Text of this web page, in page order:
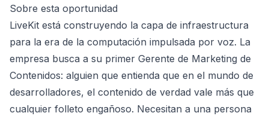
Sobre esta oportunidad
LiveKit está construyendo la capa de infraestructura
para la era de la computación impulsada por voz. La
empresa busca a su primer Gerente de Marketing de
Contenidos: alguien que entienda que en el mundo de
desarrolladores, el contenido de verdad vale más que
cualquier folleto engañoso. Necesitan a una persona